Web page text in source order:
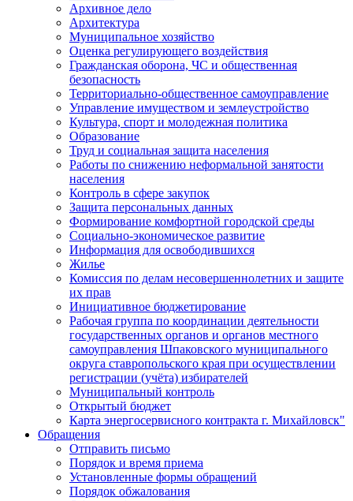
Архивное дело
Архитектура
Муниципальное хозяйство
Оценка регулирующего воздействия
Гражданская оборона, ЧС и общественная
безопасность
Территориально-общественное самоуправление
Управление имуществом и землеустройство
Культура, спорт и молодежная политика
Образование
Труд и социальная защита населения
Работы по снижению неформальной занятости
населения
Контроль в сфере закупок
Защита персональных данных
Формирование комфортной городской среды
Социально-экономическое развитие
Информация для освободившихся
Жилье
Комиссия по делам несовершеннолетних и защите
их прав
Инициативное бюджетирование
Рабочая группа по координации деятельности
государственных органов и органов местного
самоуправления Шпаковского муниципального
округа ставропольского края при осуществлении
регистрации (учёта) избирателей
Муниципальный контроль
Открытый бюджет
Карта энергосервисного контракта г. Михайловск"
Обращения
Отправить письмо
Порядок и время приема
Установленные формы обращений
Порядок обжалования